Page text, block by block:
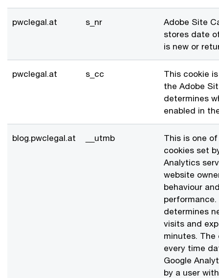
pwclegal.at s_nr
Adobe Site
stores date
is new or
pwclegal.at s_cc
This cookie
the Adobe
determines
enabled in
blog.pwclegal.at __utmb
This is one
cookies set
Analytics
website
behaviour
determines
visits and
minutes.
every time
Google
by a user